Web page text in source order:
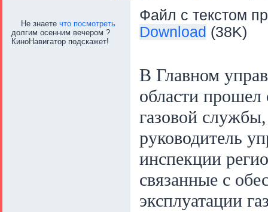
Не знаете что посмотреть
долгим осенним вечером ?
КиноНавигатор подскажет!
Файл с текстом
Download (38K)
В Главном
области прошел
газовой
руководитель
инспекции
связанные с
эксплуатации